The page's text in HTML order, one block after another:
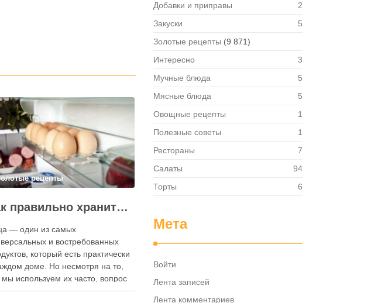
рецепты
Как правильно хранить яйца: в холодильнике или на полке?
— один из самых
и востребованных
который есть практически
доме. Но несмотря на то,
мы используем их часто, вопрос
остаётся актуальным: где
Добавки и приправы
2
Закуски
5
Золотые рецепты (9 871)
Интересно
3
Мучные блюда
5
Мясные блюда
5
Овощные рецепты
1
Полезные советы
1
Рестораны
7
Салаты
94
Торты
6
Мета
Войти
Лента записей
Лента комментариев